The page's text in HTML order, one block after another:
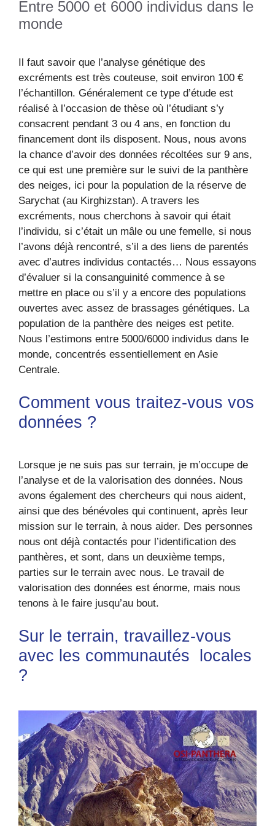
Entre 5000 et 6000 individus dans le
monde
Il faut savoir que l’analyse génétique des
excréments est très couteuse, soit environ 100 €
l’échantillon. Généralement ce type d’étude est
réalisé à l’occasion de thèse où l’étudiant s’y
consacrent pendant 3 ou 4 ans, en fonction du
financement dont ils disposent. Nous, nous avons
la chance d’avoir des données récoltées sur 9 ans,
ce qui est une première sur le suivi de la panthère
des neiges, ici pour la population de la réserve de
Sarychat (au Kirghizstan). A travers les
excréments, nous cherchons à savoir qui était
l’individu, si c’était un mâle ou une femelle, si nous
l’avons déjà rencontré, s’il a des liens de parentés
avec d’autres individus contactés… Nous essayons
d’évaluer si la consanguinité commence à se
mettre en place ou s’il y a encore des populations
ouvertes avec assez de brassages génétiques. La
population de la panthère des neiges est petite.
Nous l’estimons entre 5000/6000 individus dans le
monde, concentrés essentiellement en Asie
Centrale.
Comment vous traitez-vous vos
données ?
Lorsque je ne suis pas sur terrain, je m’occupe de
l’analyse et de la valorisation des données. Nous
avons également des chercheurs qui nous aident,
ainsi que des bénévoles qui continuent, après leur
mission sur le terrain, à nous aider. Des personnes
nous ont déjà contactés pour l’identification des
panthères, et sont, dans un deuxième temps,
parties sur le terrain avec nous. Le travail de
valorisation des données est énorme, mais nous
tenons à le faire jusqu’au bout.
Sur le terrain, travaillez-vous
avec les communautés locales
?